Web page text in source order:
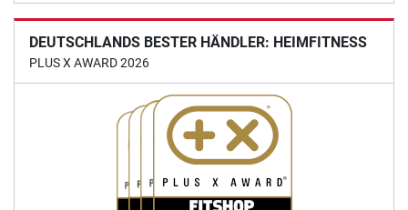
DEUTSCHLANDS BESTER HÄNDLER: HEIMFITNESS
PLUS X AWARD 2026